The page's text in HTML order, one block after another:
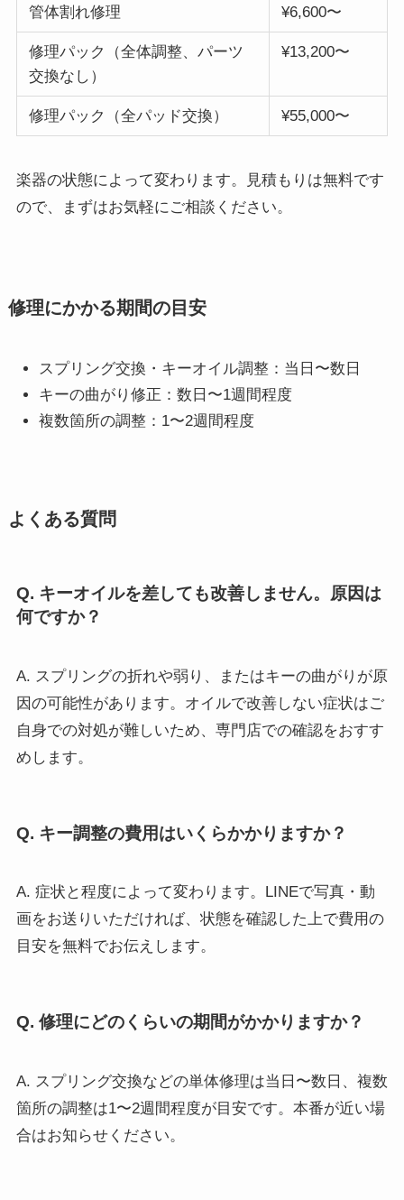
管体割れ修理 ¥6,600〜
修理パック（全体調整、パーツ
交換なし）
¥13,200〜
修理パック（全パッド交換） ¥55,000〜
楽器の状態によって変わります。見積もりは無料です
ので、まずはお気軽にご相談ください。
修理にかかる期間の目安
スプリング交換・キーオイル調整：当日〜数日
キーの曲がり修正：数日〜1週間程度
複数箇所の調整：1〜2週間程度
よくある質問
Q. キーオイルを差しても改善しません。原因は
何ですか？
A. スプリングの折れや弱り、またはキーの曲がりが原
因の可能性があります。オイルで改善しない症状はご
自身での対処が難しいため、専門店での確認をおすす
めします。
Q. キー調整の費用はいくらかかりますか？
A. 症状と程度によって変わります。LINEで写真・動
画をお送りいただければ、状態を確認した上で費用の
目安を無料でお伝えします。
Q. 修理にどのくらいの期間がかかりますか？
A. スプリング交換などの単体修理は当日〜数日、複数
箇所の調整は1〜2週間程度が目安です。本番が近い場
合はお知らせください。